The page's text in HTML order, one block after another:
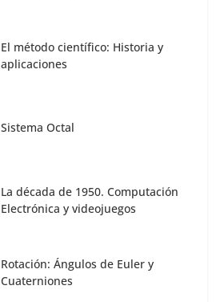
El método científico: Historia y
aplicaciones
Sistema Octal
La década de 1950. Computación
Electrónica y videojuegos
Rotación: Ángulos de Euler y
Cuaterniones